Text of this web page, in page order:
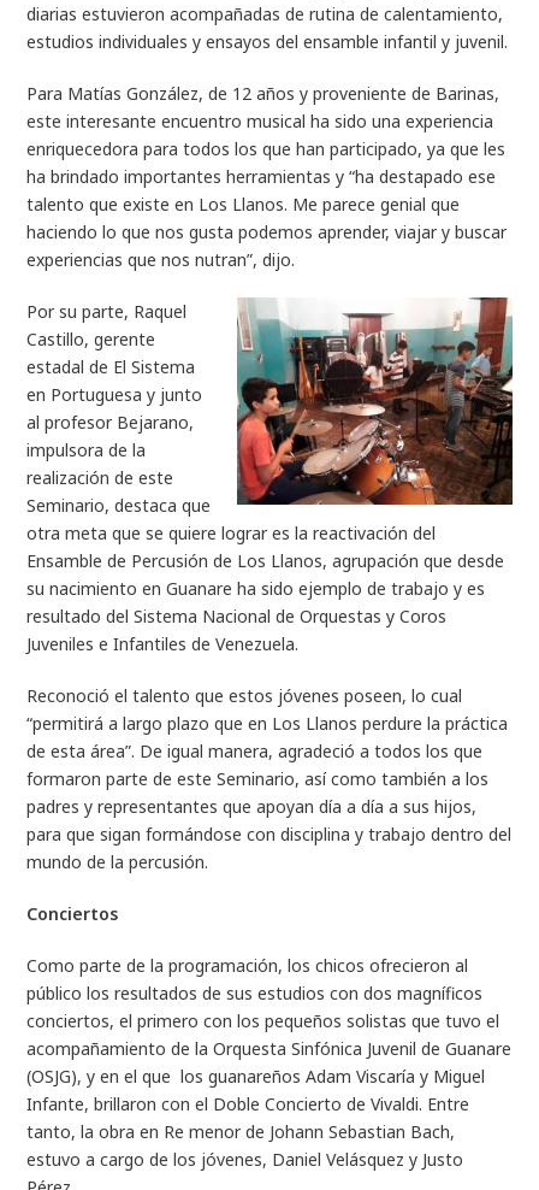
diarias estuvieron acompañadas de rutina de calentamiento,
estudios individuales y ensayos del ensamble infantil y juvenil.
Para Matías González, de 12 años y proveniente de Barinas,
este interesante encuentro musical ha sido una experiencia
enriquecedora para todos los que han participado, ya que les
ha brindado importantes herramientas y “ha destapado ese
talento que existe en Los Llanos. Me parece genial que
haciendo lo que nos gusta podemos aprender, viajar y buscar
experiencias que nos nutran”, dijo.
Por su parte, Raquel
Castillo, gerente
estadal de El Sistema
en Portuguesa y junto
al profesor Bejarano,
impulsora de la
realización de este
Seminario, destaca que
otra meta que se quiere lograr es la reactivación del
Ensamble de Percusión de Los Llanos, agrupación que desde
su nacimiento en Guanare ha sido ejemplo de trabajo y es
resultado del Sistema Nacional de Orquestas y Coros
Juveniles e Infantiles de Venezuela.
Reconoció el talento que estos jóvenes poseen, lo cual
“permitirá a largo plazo que en Los Llanos perdure la práctica
de esta área”. De igual manera, agradeció a todos los que
formaron parte de este Seminario, así como también a los
padres y representantes que apoyan día a día a sus hijos,
para que sigan formándose con disciplina y trabajo dentro del
mundo de la percusión.
Conciertos
Como parte de la programación, los chicos ofrecieron al
público los resultados de sus estudios con dos magníficos
conciertos, el primero con los pequeños solistas que tuvo el
acompañamiento de la Orquesta Sinfónica Juvenil de Guanare
(OSJG), y en el que los guanareños Adam Viscaría y Miguel
Infante, brillaron con el Doble Concierto de Vivaldi. Entre
tanto, la obra en Re menorde Johann Sebastian Bach,
estuvo a cargo de los jóvenes, Daniel Velásquez y Justo